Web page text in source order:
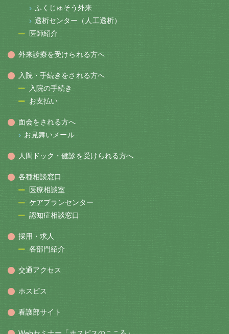
ふくじゅそう外来
透析センター（人工透析）
医師紹介
外来診療を受けられる方へ
入院・手続きをされる方へ
入院の手続き
お支払い
面会をされる方へ
お見舞いメール
人間ドック・健診を受けられる方へ
各種相談窓口
医療相談室
ケアプランセンター
認知症相談窓口
採用・求人
各部門紹介
交通アクセス
ホスピス
看護部サイト